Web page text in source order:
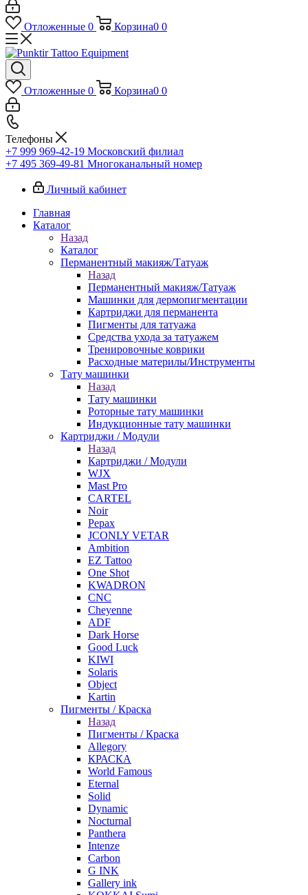
Отложенные 0 Корзина0 0
Отложенные 0 Корзина0 0
Телефоны
+7 999 969-42-19 Московский филиал
+7 495 369-49-81 Многоканальный номер
Личный кабинет
Главная
Каталог
Назад
Каталог
Перманентный макияж/Татуаж
Назад
Перманентный макияж/Татуаж
Машинки для дермопигментации
Картриджи для перманента
Пигменты для татуажа
Средства ухода за татуажем
Тренировочные коврики
Расходные материлы/Инструменты
Тату машинки
Назад
Тату машинки
Роторные тату машинки
Индукционные тату машинки
Картриджи / Модули
Назад
Картриджи / Модули
WJX
Mast Pro
CARTEL
Noir
Pepax
JCONLY VETAR
Ambition
EZ Tattoo
One Shot
KWADRON
CNC
Cheyenne
ADF
Dark Horse
Good Luck
KIWI
Solaris
Object
Kartin
Пигменты / Краска
Назад
Пигменты / Краска
Allegory
КРАСКА
World Famous
Eternal
Solid
Dynamic
Nocturnal
Panthera
Intenze
Carbon
G INK
Gallery ink